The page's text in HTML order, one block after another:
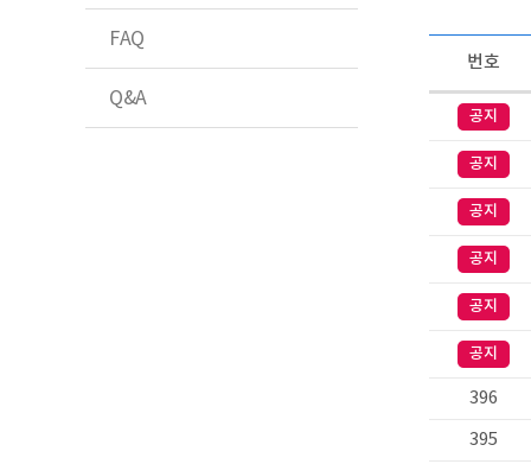
FAQ
Q&A
번호
공지
공지
공지
공지
공지
공지
396
395